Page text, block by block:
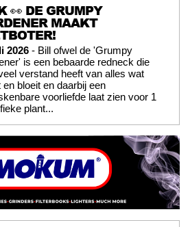
👀 DE GRUMPY
MAAKT
2026 - Bill ofwel de 'Grumpy
is een bebaarde redneck die
verstand heeft van alles wat
en bloeit en daarbij een
voorliefde laat zien voor 1
plant...